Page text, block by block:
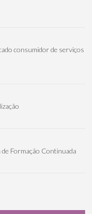
consumidor de serviços
de Formação Continuada